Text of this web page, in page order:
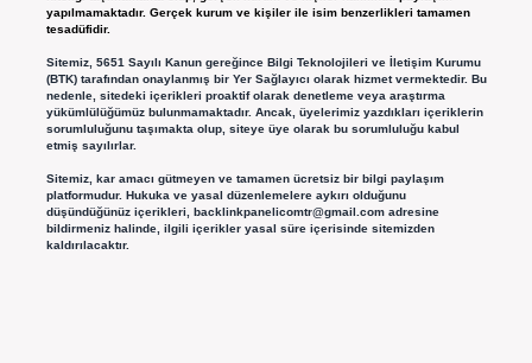
yapılmamaktadır. Gerçek kurum ve kişiler ile isim benzerlikleri tamamen
tesadüfidir.
Sitemiz, 5651 Sayılı Kanun gereğince Bilgi Teknolojileri ve İletişim Kurumu
(BTK) tarafından onaylanmış bir Yer Sağlayıcı olarak hizmet vermektedir. Bu
nedenle, sitedeki içerikleri proaktif olarak denetleme veya araştırma
yükümlülüğümüz bulunmamaktadır. Ancak, üyelerimiz yazdıkları içeriklerin
sorumluluğunu taşımakta olup, siteye üye olarak bu sorumluluğu kabul
etmiş sayılırlar.
Sitemiz, kar amacı gütmeyen ve tamamen ücretsiz bir bilgi paylaşım
platformudur. Hukuka ve yasal düzenlemelere aykırı olduğunu
düşündüğünüz içerikleri, backlinkpanelicomtr@gmail.comadresine
bildirmeniz halinde, ilgili içerikler yasal süre içerisinde sitemizden
kaldırılacaktır.